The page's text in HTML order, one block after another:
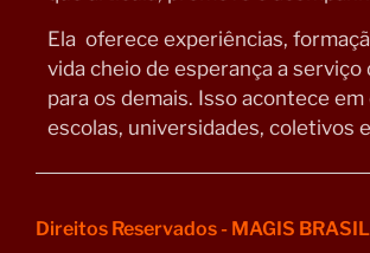
Ela oferece experiências,
vida cheio de esperança a
para os demais. Isso acontece
escolas, universidades, coletivos
Direitos Reservados - MAGIS BRASIL